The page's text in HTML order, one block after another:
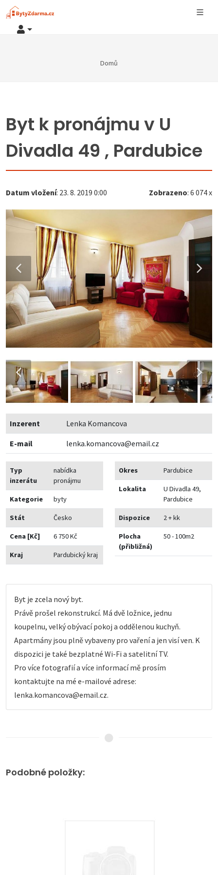
Domů
Byt k pronájmu v U
Divadla 49 , Pardubice
Datum vložení: 23. 8. 2019 0:00 Zobrazeno: 6 074 x
Inzerent Lenka Komancova
E-mail lenka.komancova@email.cz
Typ
inzerátu
nabídka
pronájmu
Kategorie byty
Stát Česko
Cena [Kč] 6 750 Kč
Kraj Pardubický kraj
Okres Pardubice
Lokalita
U Divadla 49,
Pardubice
Dispozice 2 + kk
Plocha
(přibližná)
50 - 100m2
Byt je zcela nový byt.
Právě prošel rekonstrukcí. Má dvě ložnice, jednu
koupelnu, velký obývací pokoj a oddělenou kuchyň.
Apartmány jsou plně vybaveny pro vaření a jen visí ven. K
dispozici je také bezplatné Wi-Fi a satelitní TV.
Pro více fotografií a více informací mě prosím
kontaktujte na mé e-mailové adrese:
lenka.komancova@email.cz.
Podobné položky: